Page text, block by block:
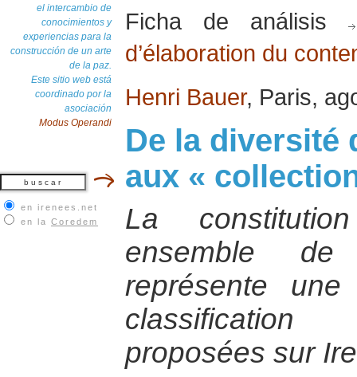
el intercambio de
conocimientos y
experiencias para la
construcción de un arte
de la paz.
Este sitio web está
coordinado por la
asociación
Modus Operandi
en irenees.net
en la Coredem
Ficha de análisis
d’élaboration du
Henri Bauer, Paris,
De la diversité
aux «
La
ensemble
représente
proposées sur